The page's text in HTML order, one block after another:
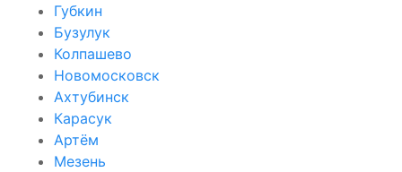
Губкин
Бузулук
Колпашево
Новомосковск
Ахтубинск
Карасук
Артём
Мезень